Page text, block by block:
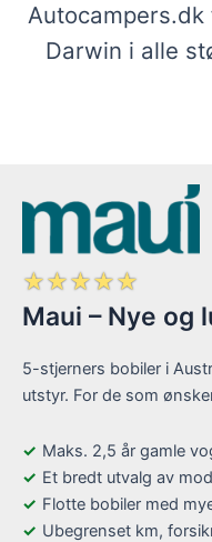
Darwin i alle
☆☆☆☆☆
Maui – Nye og
5-stjerners bobiler i
utstyr. For de som
Maks. 2,5 år gamle
Et bredt utvalg av
Flotte bobiler med
Ubegrenset km,